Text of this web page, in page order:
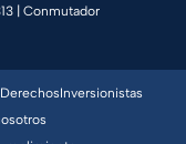
| Conmutador
DerechosInversionistas